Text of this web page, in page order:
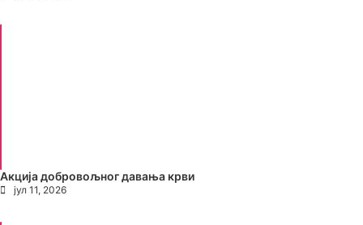
Акција добровољног давања крви
јул 11, 2026